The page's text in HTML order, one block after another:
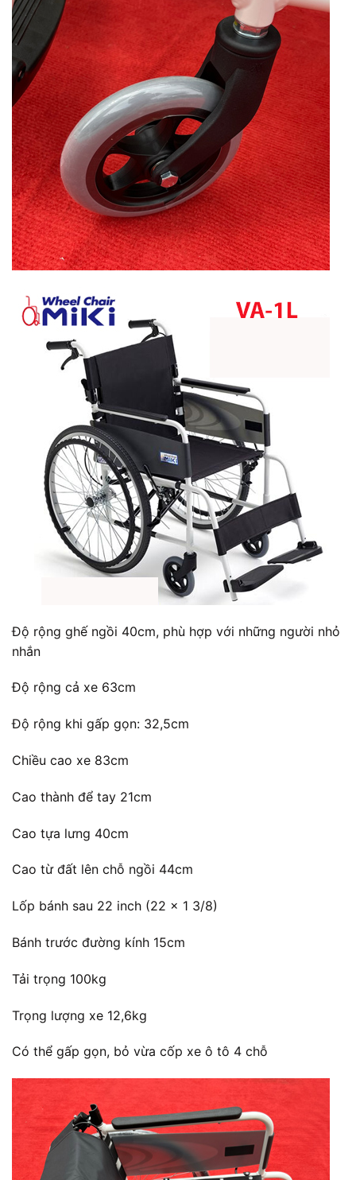
Độ rộng ghế ngồi 40cm, phù hợp với những người nhỏ
nhắn
Độ rộng cả xe 63cm
Độ rộng khi gấp gọn: 32,5cm
Chiều cao xe 83cm
Cao thành để tay 21cm
Cao tựa lưng 40cm
Cao từ đất lên chỗ ngồi 44cm
Lốp bánh sau 22 inch (22 x 1 3/8)
Bánh trước đường kính 15cm
Tải trọng 100kg
Trọng lượng xe 12,6kg
Có thể gấp gọn, bỏ vừa cốp xe ô tô 4 chỗ